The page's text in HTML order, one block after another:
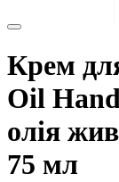
Крем
Oil
олія
75 мл